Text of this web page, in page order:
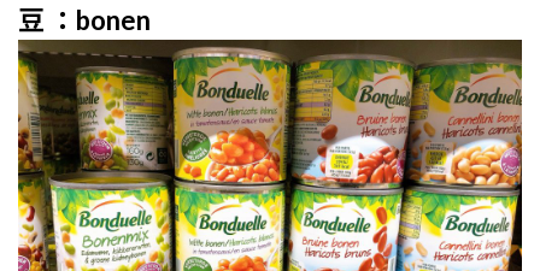
豆 ：bonen